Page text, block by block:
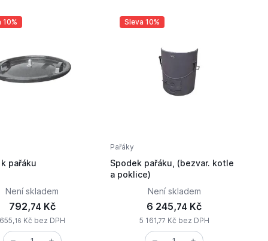
10%
pařáku
Není skladem
792,74 Kč
655,16 Kč bez DPH
Sleva 10%
Pařáky
Spodek pařáku, (bezvar. kotle
a poklice)
Není skladem
6 245,74 Kč
5 161,77 Kč bez DPH